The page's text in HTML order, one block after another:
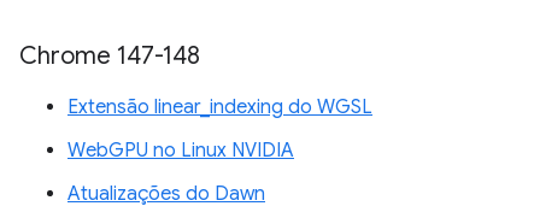
Chrome 147-148
Extensão linear_indexing do WGSL
WebGPU no Linux NVIDIA
Atualizações do Dawn